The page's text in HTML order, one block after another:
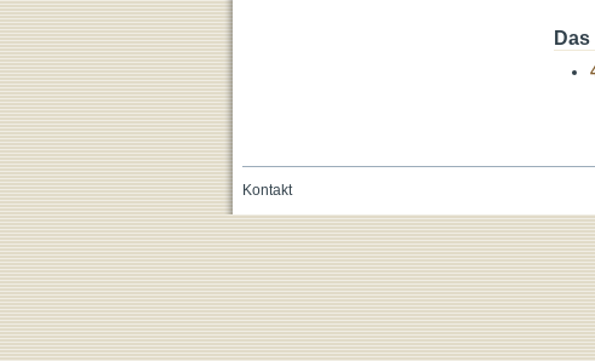
Kontakt